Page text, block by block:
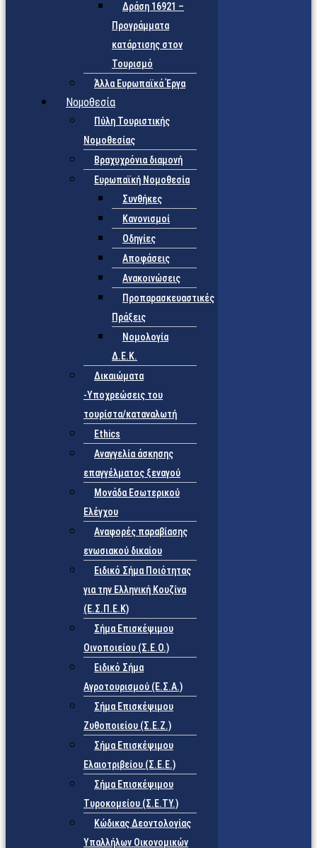
Δράση 16921 –
Προγράμματα
κατάρτισης στον
Τουρισμό
Άλλα Ευρωπαϊκά Έργα
Νομοθεσία
Πύλη Τουριστικής
Νομοθεσίας
Βραχυχρόνια διαμονή
Ευρωπαϊκή Νομοθεσία
Συνθήκες
Κανονισμοί
Οδηγίες
Αποφάσεις
Ανακοινώσεις
Προπαρασκευαστικές
Πράξεις
Νομολογία
Δ.Ε.Κ.
Δικαιώματα
-Υποχρεώσεις του
τουρίστα/καταναλωτή
Ethics
Αναγγελία άσκησης
επαγγέλματος ξεναγού
Μονάδα Εσωτερικού
Ελέγχου
Αναφορές παραβίασης
ενωσιακού δικαίου
Ειδικό Σήμα Ποιότητας
για την Ελληνική Κουζίνα
(Ε.Σ.Π.Ε.Κ)
Σήμα Επισκέψιμου
Οινοποιείου (Σ.Ε.Ο.)
Ειδικό Σήμα
Αγροτουρισμού (Ε.Σ.Α.)
Σήμα Επισκέψιμου
Ζυθοποιείου (Σ.Ε.Ζ.)
Σήμα Επισκέψιμου
Ελαιοτριβείου (Σ.Ε.Ε.)
Σήμα Επισκέψιμου
Τυροκομείου (Σ.Ε.TY.)
Κώδικας Δεοντολογίας
Υπαλλήλων Οικονομικών